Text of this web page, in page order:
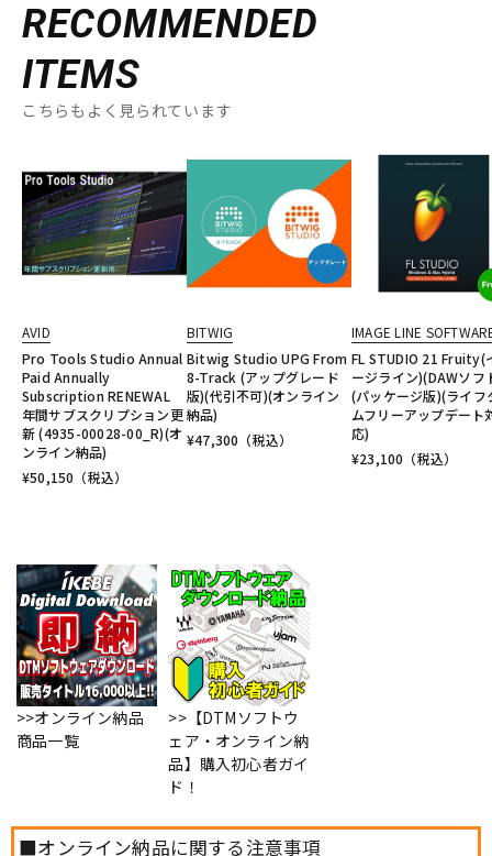
RECOMMENDED
ITEMS
こちらもよく見られています
AVID
Pro Tools Studio Annual
Paid Annually
Subscription RENEWAL
年間サブスクリプション更
新 (4935-00028-00_R)(オ
ンライン納品)
¥50,150 （税込）
BITWIG
Bitwig Studio UPG From
8-Track (アップグレード
版)(代引不可)(オンライン
納品)
¥47,300 （税込）
IMAGE LINE
FL STUDIO 21 Fruity(
ージライン)(DAWソフ
(パッケージ版)(ライフ
ムフリーアップデート
応)
¥23,100 （税込）
>>オンライン納品
商品一覧
>>【DTMソフトウ
ェア・オンライン納
品】購入初心者ガイ
ド！
■オンライン納品に関する注意事項